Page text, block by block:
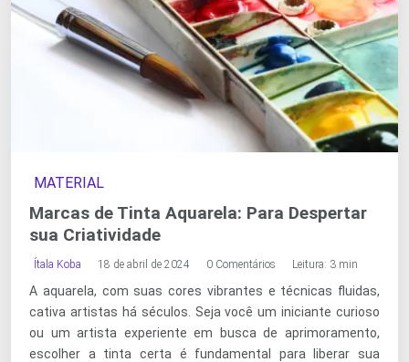
MATERIAL
Marcas de Tinta Aquarela: Para Despertar
sua Criatividade
Ítala Koba 18 de abril de 2024 0 Comentários Leitura: 3 min
A aquarela, com suas cores vibrantes e técnicas fluidas,
cativa artistas há séculos. Seja você um iniciante curioso
ou um artista experiente em busca de aprimoramento,
escolher a tinta certa é fundamental para liberar sua